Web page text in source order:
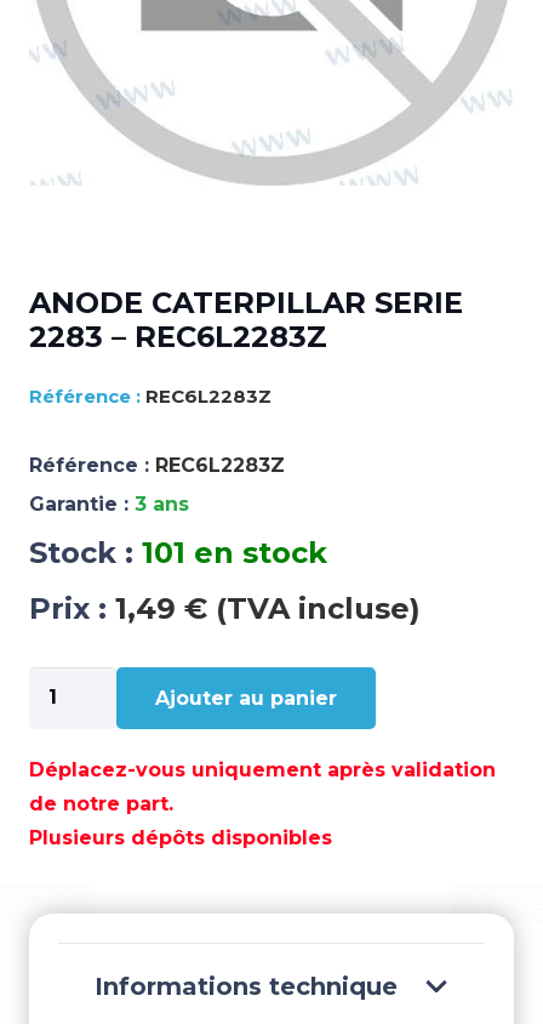
ANODE CATERPILLAR SERIE
2283 – REC6L2283Z
REC6L2283Z
Référence : REC6L2283Z
Garantie : 3 ans
Stock : 101 en stock
Prix : 1,49 € (TVA incluse)
quantité
de
CATERPILLAR
SERIE
2283
Ajouter au panier
Déplacez-vous uniquement après validation
de notre part.
Plusieurs dépôts disponibles
Informations technique